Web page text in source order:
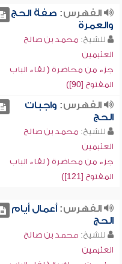
الفهرس: صفة الحج
والعمرة
للشيخ: محمد بن صالح
العثيمين
جزء من محاضرة ( لقاء الباب
المفتوح [90])
الفهرس: واجبات
الحج
للشيخ: محمد بن صالح
العثيمين
جزء من محاضرة ( لقاء الباب
المفتوح [121])
الفهرس:أعمال أيام
الحج
للشيخ: محمد بن صالح
العثيمين